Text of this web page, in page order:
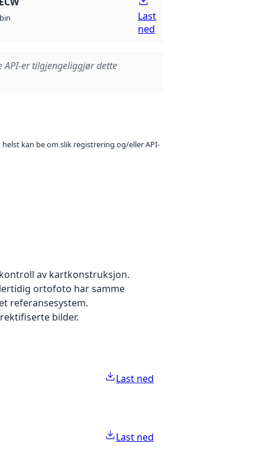
bin
Last
ned
API-er tilgjengeliggjør dette
kan be om slik registrering og/eller API-
av kartkonstruksjon.
ortofoto har samme
referansesystem.
bilder.
Last ned
Last ned